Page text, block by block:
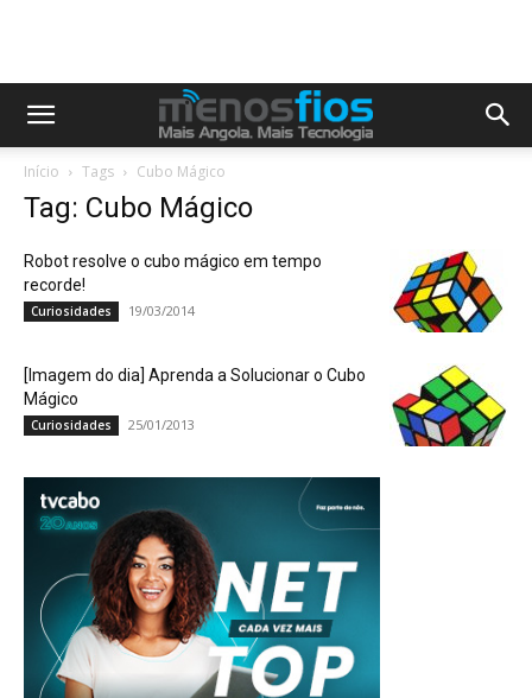
Início Tags Cubo Mágico
Tag: Cubo Mágico
Robot resolve o cubo mágico em tempo
recorde!
Curiosidades 19/03/2014
[Imagem do dia] Aprenda a Solucionar o Cubo
Mágico
Curiosidades 25/01/2013